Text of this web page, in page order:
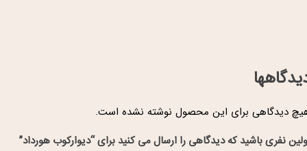
دیدگاهی برای این محصول نوشته نشده است.
نفری باشید که دیدگاهی را ارسال می کنید برای “دیوارکوب هورداد”